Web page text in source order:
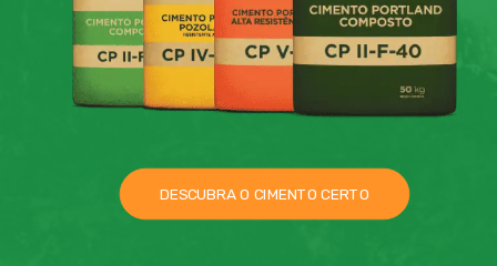
DESCUBRA O CIMENTO CERTO